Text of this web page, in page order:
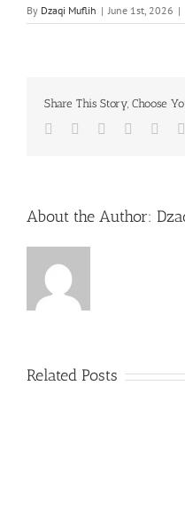
By Dzaqi Muflih | June 1st, 2026 |
Share This Story, Choose
Facebook
TwitterLinkedIn
Reddit
About the Author:
Related Posts